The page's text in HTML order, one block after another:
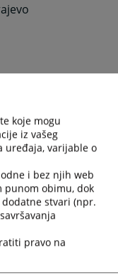
229
057/342-528
989
112
koje mogu
iz vašeg
uređaja, varijable o
i bez njih web
punom obimu, dok
stvari (npr.
pravo na